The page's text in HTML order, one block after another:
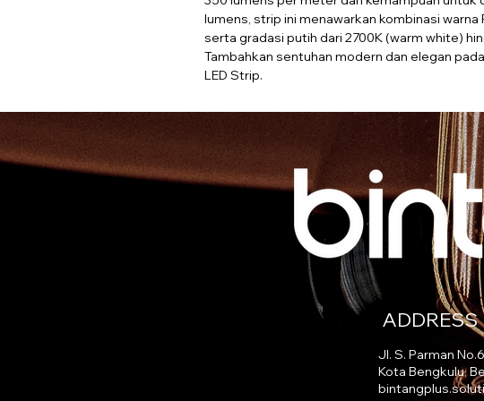
lumens, strip ini menawarkan kombinasi warna
serta gradasi putih dari 2700K (warm white)
Tambahkan sentuhan modern dan elegan
LED Strip.
ADDRESS
Jl. S. Parman
Kota Bengkulu,